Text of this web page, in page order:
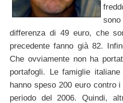
differenza di 49 euro, che
precedente fanno già 82.
Che ovviamente non ha
portafogli. Le famiglie
hanno speso 200 euro contro
periodo del 2006. Quindi,